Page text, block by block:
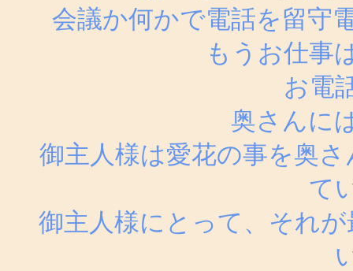
会議か何かで電話を留守
もうお仕事
お電
奥さんに
御主人様は愛花の事を奥
て
御主人様にとって、それ